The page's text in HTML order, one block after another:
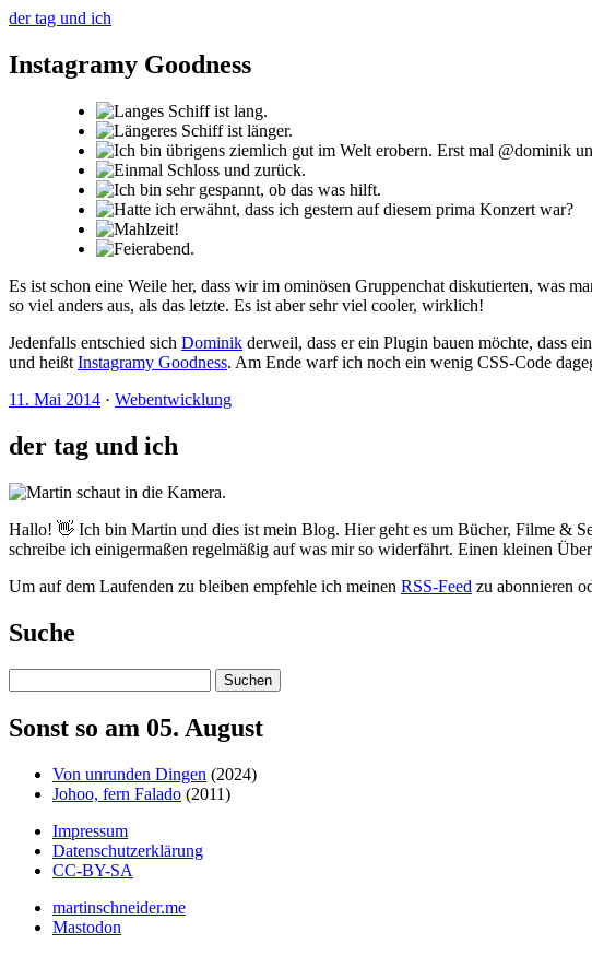
der tag und ich
Instagramy Goodness
Es ist schon eine Weile her, dass wir im ominösen Gruppenchat diskutierten, was
so viel anders aus, als das letzte. Es ist aber sehr viel cooler, wirklich!
Jedenfalls entschied sich Dominik derweil, dass er ein Plugin bauen möchte, dass
und heißt Instagramy Goodness. Am Ende warf ich noch ein wenig CSS-Code
11. Mai 2014 · Webentwicklung
der tag und ich
Hallo! 👋 Ich bin Martin und dies ist mein Blog. Hier geht es um Bücher, Filme &
schreibe ich einigermaßen regelmäßig auf was mir so widerfährt. Einen kleinen
Um auf dem Laufenden zu bleiben empfehle ich meinen RSS-Feed zu abonnieren
Suche
Suchen
Sonst so am 05. August
Von unrunden Dingen (2024)
Johoo, fern Falado (2011)
Impressum
Datenschutzerklärung
CC-BY-SA
martinschneider.me
Mastodon